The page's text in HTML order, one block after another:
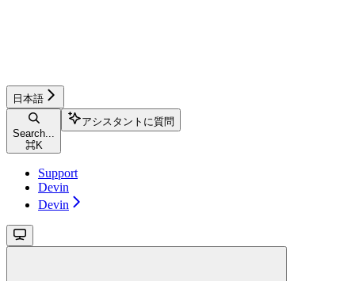
日本語
Search...
⌘K
アシスタントに質問
Support
Devin
Devin